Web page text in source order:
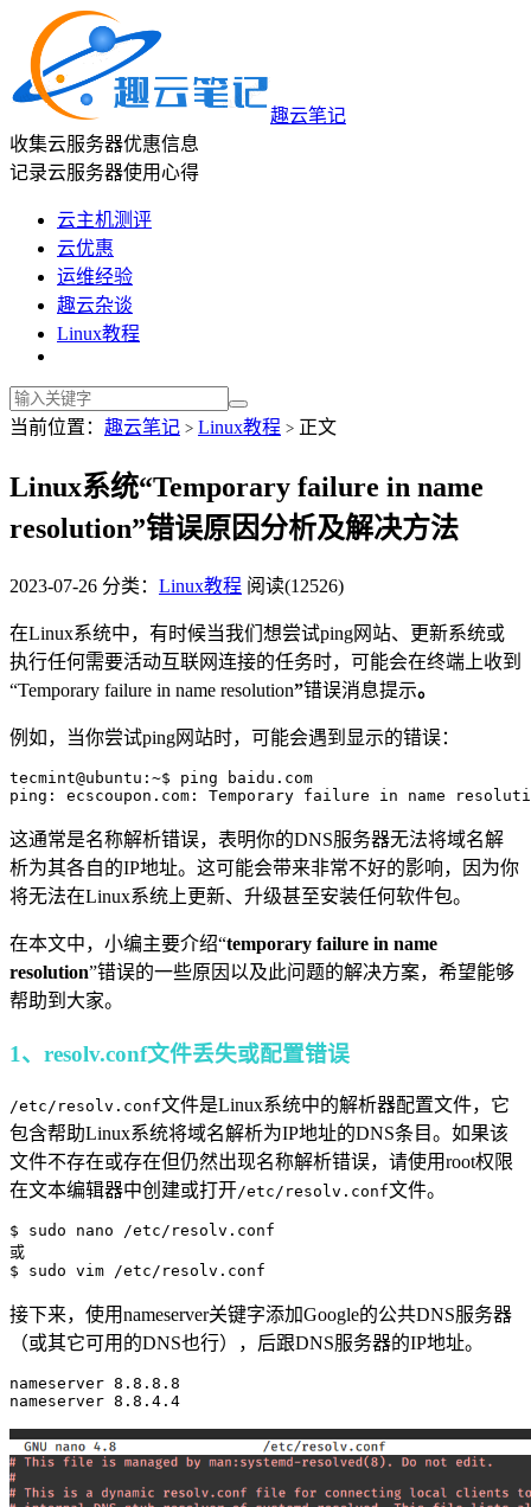
趣云笔记
收集云服务器优惠信息
记录云服务器使用心得
云主机测评
云优惠
运维经验
趣云杂谈
Linux教程
当前位置： 趣云笔记 > Linux教程 > 正文
Linux系统“Temporary failure in name
resolution”错误原因分析及解决方法
2023-07-26 分类： Linux教程 阅读(12526)
在Linux系统中，有时候当我们想尝试ping网站、更新系统或
执行任何需要活动互联网连接的任务时，可能会在终端上收到
“Temporary failure in name resolution”错误消息提示。
例如，当你尝试ping网站时，可能会遇到显示的错误：
tecmint@ubuntu:~$ ping baidu.com
ping: ecscoupon.com: Temporary failure in name
这通常是名称解析错误，表明你的DNS服务器无法将域名解
析为其各自的IP地址。这可能会带来非常不好的影响，因为你
将无法在Linux系统上更新、升级甚至安装任何软件包。
在本文中，小编主要介绍“temporary failure in name
resolution”错误的一些原因以及此问题的解决方案，希望能够
帮助到大家。
1、resolv.conf文件丢失或配置错误
/etc/resolv.conf文件是Linux系统中的解析器配置文件，它
包含帮助Linux系统将域名解析为IP地址的DNS条目。如果该
文件不存在或存在但仍然出现名称解析错误，请使用root权限
在文本编辑器中创建或打开/etc/resolv.conf文件。
$ sudo nano /etc/resolv.conf
或
接下来，使用nameserver关键字添加Google的公共DNS服务器
（或其它可用的DNS也行），后跟DNS服务器的IP地址。
nameserver 8.8.8.8
nameserver 8.8.4.4